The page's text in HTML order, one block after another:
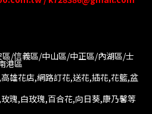
/信義區/中山區/中正區/內湖區/士
港區
雄花店,網路訂花,送花,插花,花籃,盆
瑰,白玫瑰,百合花,向日葵,康乃馨等